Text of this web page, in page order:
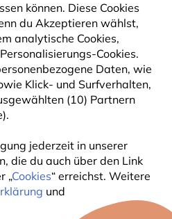
können. Diese Cookies
du Akzeptieren wählst,
analytische Cookies,
Cookies.
Daten, wie
Klick- und Surfverhalten,
(10) Partnern
jederzeit in unserer
die du auch über den Link
„Cookies“ erreichst. Weitere
und
VÖGEL
TÜRKENTAUBE
mit einem schwarzen,
und roten Augen.